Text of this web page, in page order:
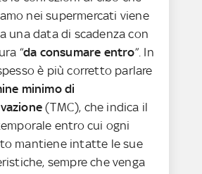
nei supermercati viene
una data di scadenza con
“da consumare entro”. In
è più corretto parlare
minimo di
(TMC), che indica il
entro cui ogni
mantiene intatte le sue
sempre che venga